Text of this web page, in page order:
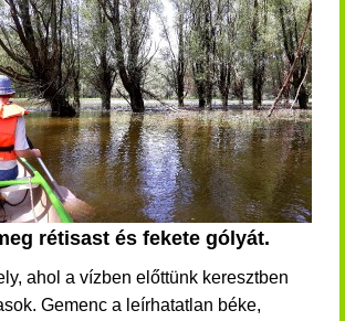
rétisast és fekete gólyát.
ahol a vízben előttünk keresztben
Gemenc a leírhatatlan béke,